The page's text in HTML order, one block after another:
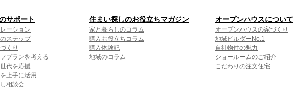
サポート
ーション
ステップ
くり
プランを考える
代を応援
上手に活用
相談会
住まい探しのお役立ちマガジン
家と暮らしのコラム
購入お役立ちコラム
購入体験記
地域のコラム
オープンハウスについて
オープンハウスの家づくり
地域ビルダーNo.1
自社物件の魅力
ショールームのご紹介
こだわりの注文住宅